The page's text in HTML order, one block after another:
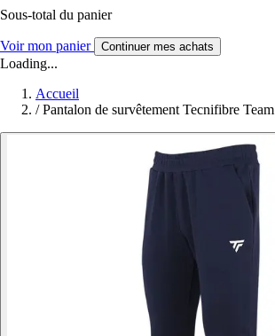
Sous-total du panier
Voir mon panier Continuer mes achats
Loading...
Accueil
/ Pantalon de survêtement Tecnifibre Team